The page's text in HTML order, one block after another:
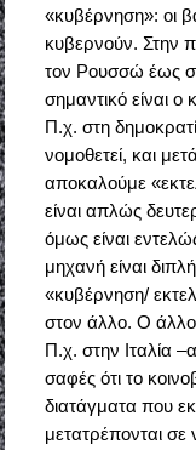
«κυβέρνηση»: οι
κυβερνούν. Στην
τον Ρουσσώ έως
σημαντικό είναι ο
Π.χ. στη
νομοθετεί, και
αποκαλούμε
είναι απλώς
όμως είναι
μηχανή είναι
«κυβέρνηση/
στον άλλο. Ο
Π.χ. στην Ιταλία
σαφές ότι το
διατάγματα που
μετατρέπονται